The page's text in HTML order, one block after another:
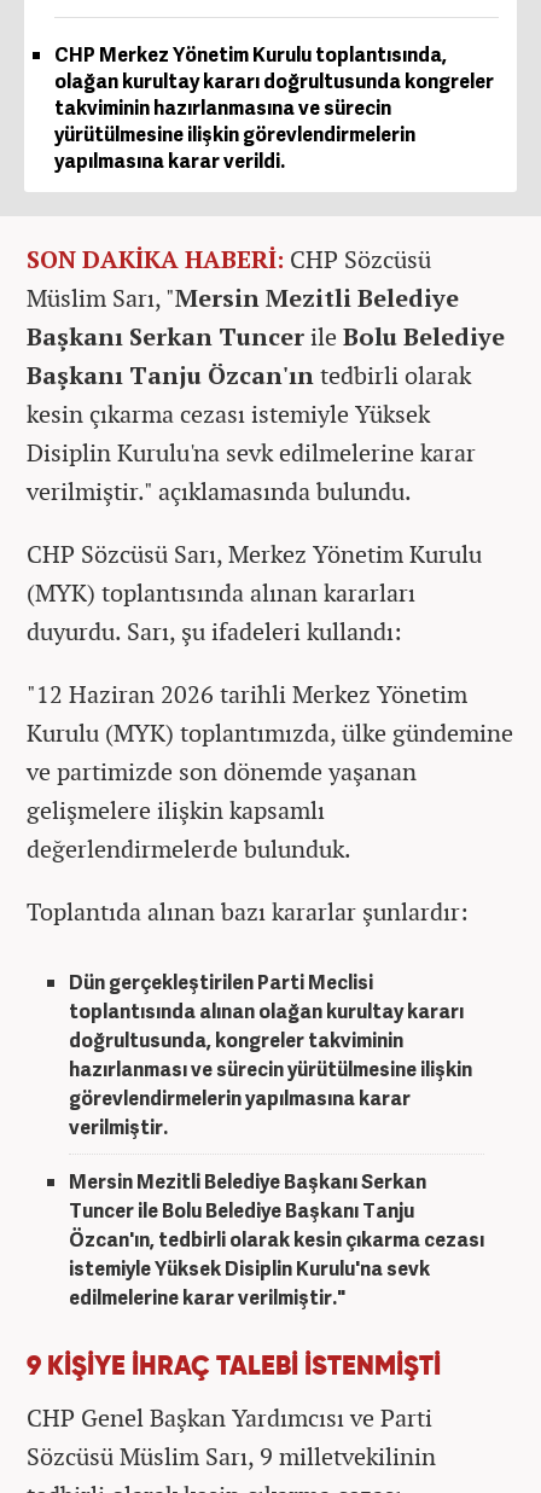
CHP Merkez Yönetim Kurulu toplantısında,
olağan kurultay kararı doğrultusunda kongreler
takviminin hazırlanmasına ve sürecin
yürütülmesine ilişkin görevlendirmelerin
yapılmasına karar verildi.
SON DAKİKA HABERİ: CHP Sözcüsü
Müslim Sarı, "Mersin Mezitli Belediye
Başkanı Serkan Tuncerile Bolu Belediye
Başkanı Tanju Özcan'ıntedbirli olarak
kesin çıkarma cezası istemiyle Yüksek
Disiplin Kurulu'na sevk edilmelerine karar
verilmiştir." açıklamasında bulundu.
CHP Sözcüsü Sarı, Merkez Yönetim Kurulu
(MYK) toplantısında alınan kararları
duyurdu. Sarı, şu ifadeleri kullandı:
"12 Haziran 2026 tarihli Merkez Yönetim
Kurulu (MYK) toplantımızda, ülke gündemine
ve partimizde son dönemde yaşanan
gelişmelere ilişkin kapsamlı
değerlendirmelerde bulunduk.
Toplantıda alınan bazı kararlar şunlardır:
Dün gerçekleştirilen Parti Meclisi
toplantısında alınan olağan kurultay kararı
doğrultusunda, kongreler takviminin
hazırlanması ve sürecin yürütülmesine ilişkin
görevlendirmelerin yapılmasına karar
verilmiştir.
Mersin Mezitli Belediye Başkanı Serkan
Tuncer ile Bolu Belediye Başkanı Tanju
Özcan'ın, tedbirli olarak kesin çıkarma cezası
istemiyle Yüksek Disiplin Kurulu'na sevk
edilmelerine karar verilmiştir."
9 KİŞİYE İHRAÇ TALEBİ İSTENMİŞTİ
CHP Genel Başkan Yardımcısı ve Parti
Sözcüsü Müslim Sarı, 9 milletvekilinin